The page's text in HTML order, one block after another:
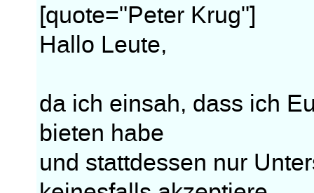
[quote="Peter Krug"]
Hallo Leute,
da ich einsah, dass ich
bieten habe
und stattdessen nur